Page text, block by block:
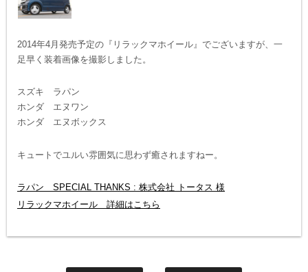
2014年4月発売予定の『リラックマホイール』でございますが、一
足早く装着画像を撮影しました。
スズキ ラパン
ホンダ エヌワン
ホンダ エヌボックス
キュートでユルい雰囲気に思わず癒されますねー。
ラパン SPECIAL THANKS : 株式会社 トータス 様
リラックマホイール 詳細はこちら